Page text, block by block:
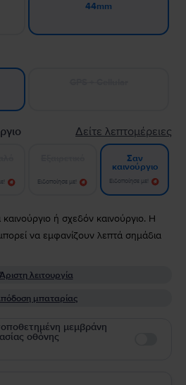
44mm
Δείτε λεπτομέρειες
Ειδοποίησε με!
Σαν
καινούργιο
Ειδοποίησε με!
καινούργιο ή σχεδόν καινούργιο. Η
να εμφανίζουν λεπτά σημάδια
Άριστη λειτουργία
μπαταρίας
μεμβράνη
οθόνης